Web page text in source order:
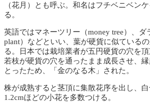
（花月）とも呼ぶ。和名はフチベニベン
る。
英語ではマネーツリー（money tree）、ダ
plant）などといい、葉が硬貨に似ている
る。日本では栽培業者が五円硬貨の穴を頂
若枝が硬貨の穴を通ったまま成長させ、
とったため、「金のなる木」された。
株が成熟すると茎頂に集散花序を出し、
1.2cmほどの小花を多数つける。